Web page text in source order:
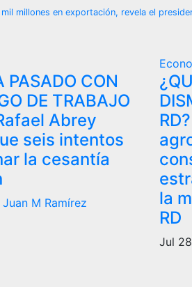
millones en exportación, revela el
PASADO CON
DE TRABAJO
Abrey
seis intentos
la cesantía
Juan M Ramírez
la
RD
Jul